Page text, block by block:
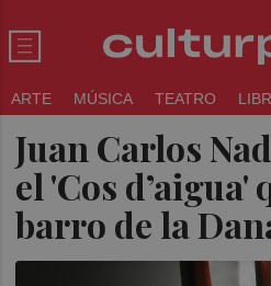
ARTE MÚSICA TEATRO
Juan Carlos
el 'Cos d’aigua'
barro de la